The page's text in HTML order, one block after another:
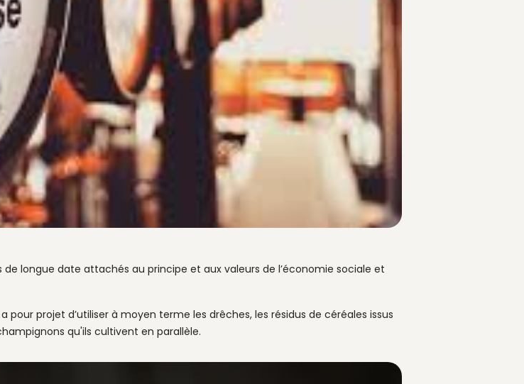
de longue date attachés au principe et aux valeurs de l’économie sociale et
pour projet d’utiliser à moyen terme les drêches, les résidus de céréales issus
qu'ils cultivent en parallèle.